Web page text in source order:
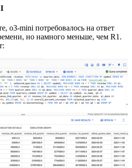
o3-mini потребовалось на ответ
но намного меньше, чем R1.